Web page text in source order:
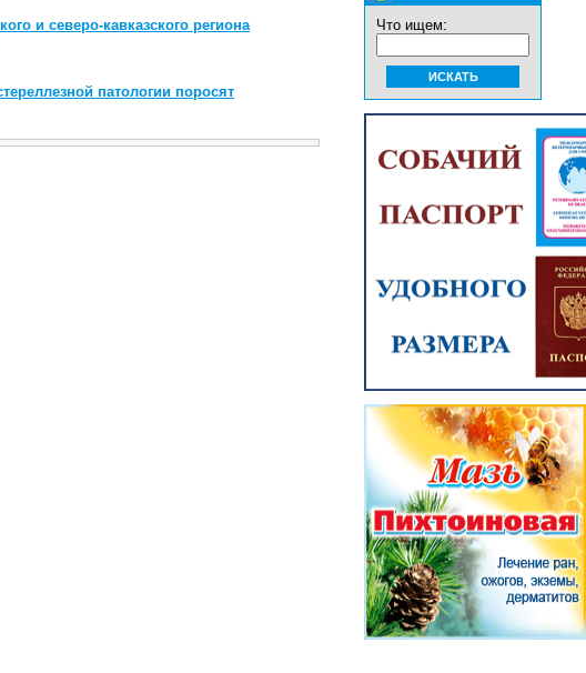
Что ищем:
и северо-кавказского региона
патологии поросят